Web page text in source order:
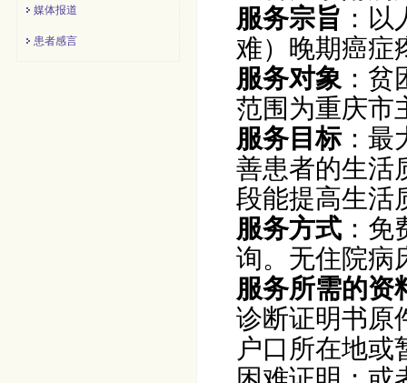
媒体报道
患者感言
服务宗旨 ：
难）晚期癌症
服务对象 ：
范围为重庆市
服务目标：最
善患者的生活
段能提高生活
服务方式 ：
询。无住院病
服务所需的资
诊断证明书原
户口所在地